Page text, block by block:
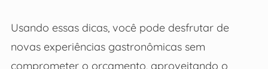
Usando essas dicas, você pode desfrutar de
novas experiências gastronômicas sem
comprometer o orçamento, aproveitando o